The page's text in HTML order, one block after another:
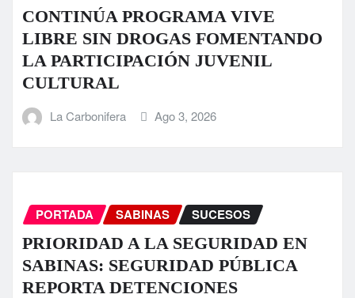
CONTINÚA PROGRAMA VIVE
LIBRE SIN DROGAS FOMENTANDO
LA PARTICIPACIÓN JUVENIL
CULTURAL
La Carbonifera Ago 3, 2026
PORTADA SABINAS SUCESOS
PRIORIDAD A LA SEGURIDAD EN
SABINAS: SEGURIDAD PÚBLICA
REPORTA DETENCIONES